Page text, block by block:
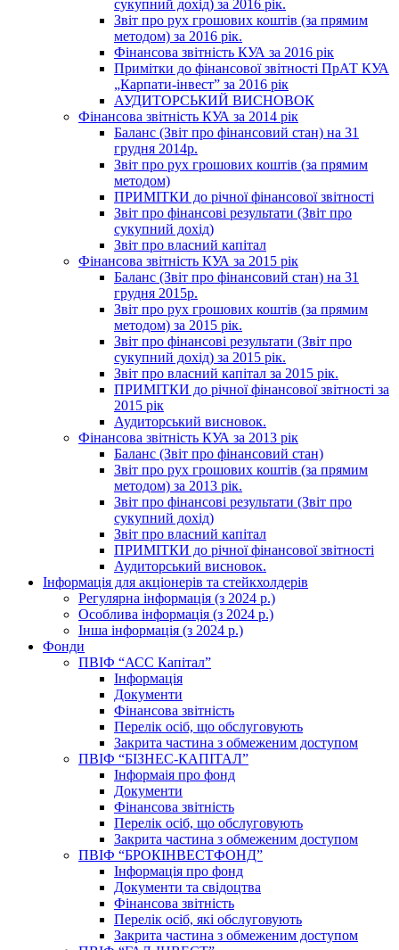
сукупний дохід) за 2016 рік.
Звіт про рух грошових коштів (за прямим
методом) за 2016 рік.
Фінансова звітність КУА за 2016 рік
Примітки до фінансової звітності ПрАТ КУА
„Карпати-інвест” за 2016 рік
АУДИТОРСЬКИЙ ВИСНОВОК
Фінансова звітність КУА за 2014 рік
Баланс (Звіт про фінансовий стан) на 31
грудня 2014р.
Звіт про рух грошових коштів (за прямим
методом)
ПРИМІТКИ до річної фінансової звітності
Звіт про фінансові результати (Звіт про
сукупний дохід)
Звіт про власний капітал
Фінансова звітність КУА за 2015 рік
Баланс (Звіт про фінансовий стан) на 31
грудня 2015р.
Звіт про рух грошових коштів (за прямим
методом) за 2015 рік.
Звіт про фінансові результати (Звіт про
сукупний дохід) за 2015 рік.
Звіт про власний капітал за 2015 рік.
ПРИМІТКИ до річної фінансової звітності за
2015 рік
Аудиторський висновок.
Фінансова звітність КУА за 2013 рік
Баланс (Звіт про фінансовий стан)
Звіт про рух грошових коштів (за прямим
методом) за 2013 рік.
Звіт про фінансові результати (Звіт про
сукупний дохід)
Звіт про власний капітал
ПРИМІТКИ до річної фінансової звітності
Аудиторський висновок.
Інформація для акціонерів та стейкхолдерів
Регулярна інформація (з 2024 р.)
Особлива інформація (з 2024 р.)
Інша інформація (з 2024 р.)
Фонди
ПВІФ “АСС Капітал”
Інформація
Документи
Фінансова звітність
Перелік осіб, що обслуговують
Закрита частина з обмеженим доступом
ПВІФ “БІЗНЕС-КАПІТАЛ”
Інформаія про фонд
Документи
Фінансова звітність
Перелік осіб, що обслуговують
Закрита частина з обмеженим доступом
ПВІФ “БРОКІНВЕСТФОНД”
Інформація про фонд
Документи та свідоцтва
Фінансова звітність
Перелік осіб, які обслуговують
Закрита частина з обмеженим доступом